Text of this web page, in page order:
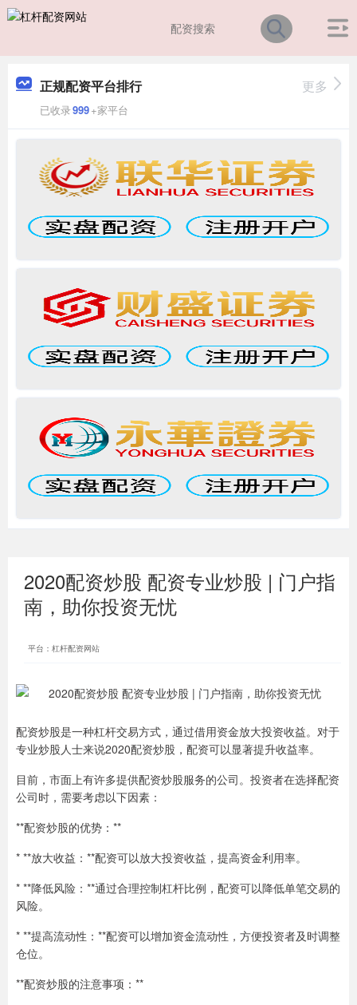
正规配资平台排行
已收录999+家平台
更多
2020配资炒股 配资专业炒股 | 门户指
南，助你投资无忧
平台：杠杆配资网站
配资炒股是一种杠杆交易方式，通过借用资金放大投资收益。对于
专业炒股人士来说2020配资炒股，配资可以显著提升收益率。
目前，市面上有许多提供配资炒股服务的公司。投资者在选择配资
公司时，需要考虑以下因素：
**配资炒股的优势：**
* **放大收益：**配资可以放大投资收益，提高资金利用率。
* **降低风险：**通过合理控制杠杆比例，配资可以降低单笔交易的
风险。
* **提高流动性：**配资可以增加资金流动性，方便投资者及时调整
仓位。
**配资炒股的注意事项：**